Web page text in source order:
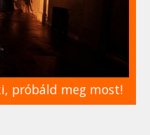
próbáld meg most!